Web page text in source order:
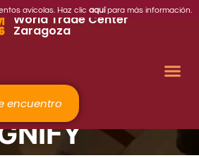
avícolas. Haz clic aquípara más información.
2026
World Trade Center
Zaragoza
encuentro